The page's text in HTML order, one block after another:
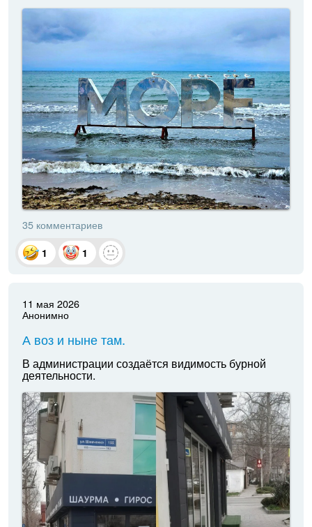
35 комментариев
1 1
11 мая 2026
Анонимно
А воз и ныне там.
В администрации создаётся видимость бурной
деятельности.